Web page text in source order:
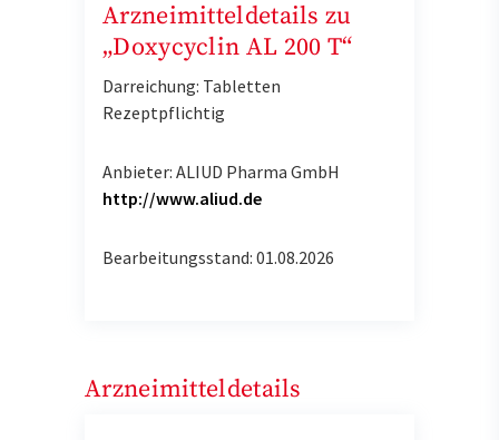
Arzneimitteldetails zu
„Doxycyclin AL 200 T“
Darreichung: Tabletten
Rezeptpflichtig
Anbieter: ALIUD Pharma GmbH
http://www.aliud.de
Bearbeitungsstand: 01.08.2026
Arzneimitteldetails